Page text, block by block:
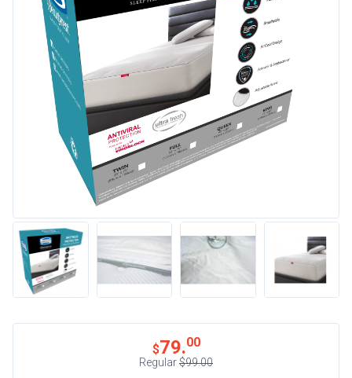
$79.00
Regular$99.00